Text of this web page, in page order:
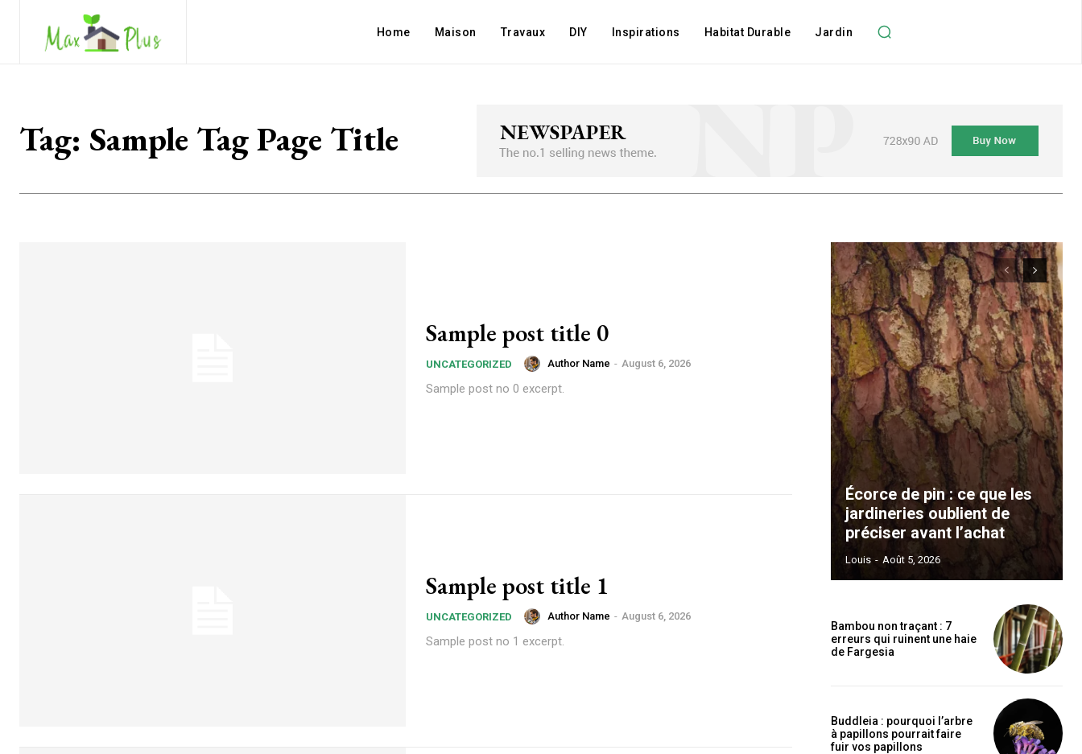
Home Maison Travaux DIY Inspirations Habitat Durable Jardin
Tag: Sample Tag Page Title
Sample post title 0
UNCATEGORIZED Author Name - August 6, 2026
Sample post no 0 excerpt.
Sample post title 1
UNCATEGORIZED Author Name - August 6, 2026
Sample post no 1 excerpt.
Écorce de pin : ce que les
jardineries oublient de
préciser avant l’achat
Louis - Août 5, 2026
Bambou non traçant : 7
erreurs qui ruinent une haie
de Fargesia
Buddleia : pourquoi l’arbre
à papillons pourrait faire
fuir vos papillons